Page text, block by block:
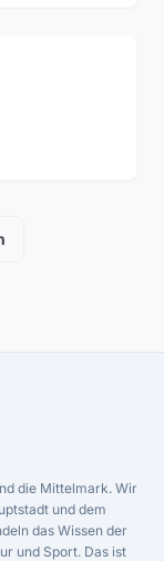
die Mittelmark. Wir
und dem
das Wissen der
und Sport. Das ist